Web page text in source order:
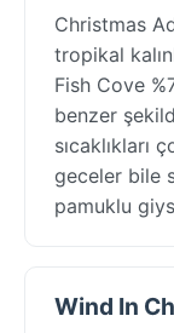
Christmas
tropikal
Fish Cove
benzer
sıcaklıkları
geceler bile
pamuklu
Wind In